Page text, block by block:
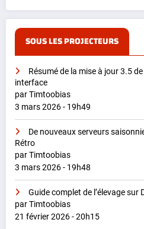
SOUS LES PROJECTEURS
Résumé de la mise à jour 3.5
interface
par Timtoobias
3 mars 2026 - 19h49
De nouveaux serveurs
Rétro
par Timtoobias
3 mars 2026 - 19h48
Guide complet de l’élevage sur
par Timtoobias
21 février 2026 - 20h15